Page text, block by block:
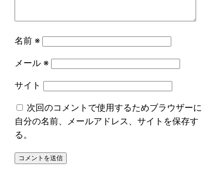
名前 ※
メール ※
サイト
次回のコメントで使用するためブラウザーに
自分の名前、メールアドレス、サイトを保存す
る。